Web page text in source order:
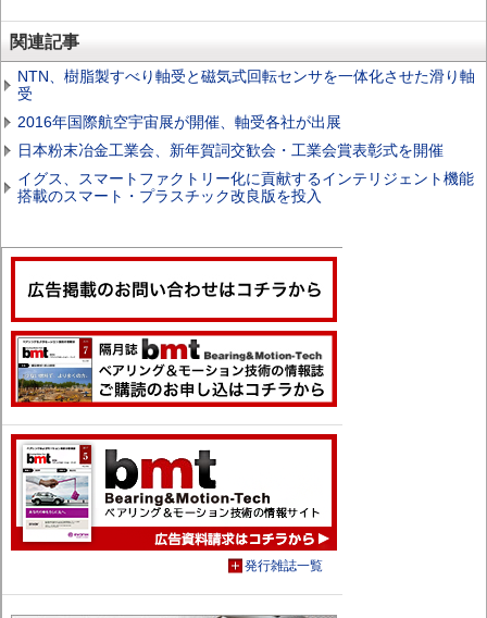
関連記事
NTN、樹脂製すべり軸受と磁気式回転センサを一体化させた滑り軸
受
2016年国際航空宇宙展が開催、軸受各社が出展
日本粉末冶金工業会、新年賀詞交歓会・工業会賞表彰式を開催
イグス、スマートファクトリー化に貢献するインテリジェント機能
搭載のスマート・プラスチック改良版を投入
発行雑誌一覧